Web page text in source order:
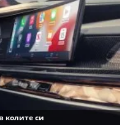
колите си